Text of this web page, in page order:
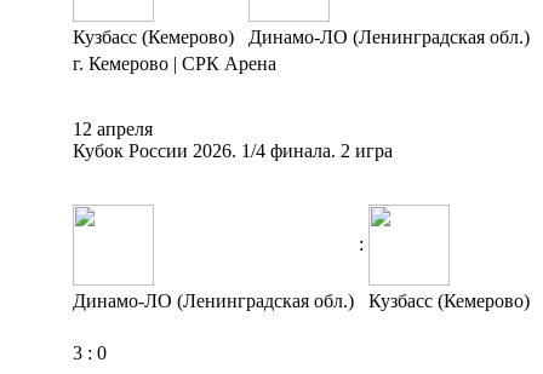
Кузбасс (Кемерово)
Динамо-ЛО (Ленинградская обл.)
г. Кемерово | СРК Арена
12 апреля
Кубок России 2026. 1/4 финала. 2 игра
:
Динамо-ЛО (Ленинградская обл.) Кузбасс (Кемерово)
3 : 0